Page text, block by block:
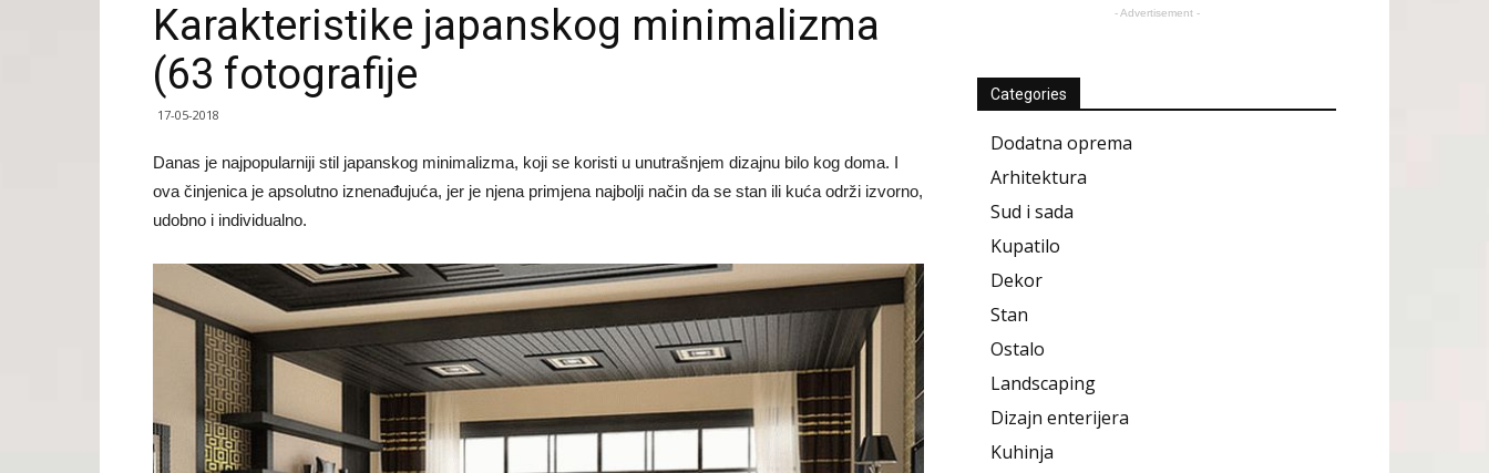
Karakteristike japanskog minimalizma
(63 fotografije
17-05-2018
Danas je najpopularniji stil japanskog minimalizma, koji se koristi u unutrašnjem dizajnu bilo kog doma. I
ova činjenica je apsolutno iznenađujuća, jer je njena primjena najbolji način da se stan ili kuća održi izvorno,
udobno i individualno.
- Advertisement -
Categories
Dodatna oprema
Arhitektura
Sud i sada
Kupatilo
Dekor
Stan
Ostalo
Landscaping
Dizajn enterijera
Kuhinja